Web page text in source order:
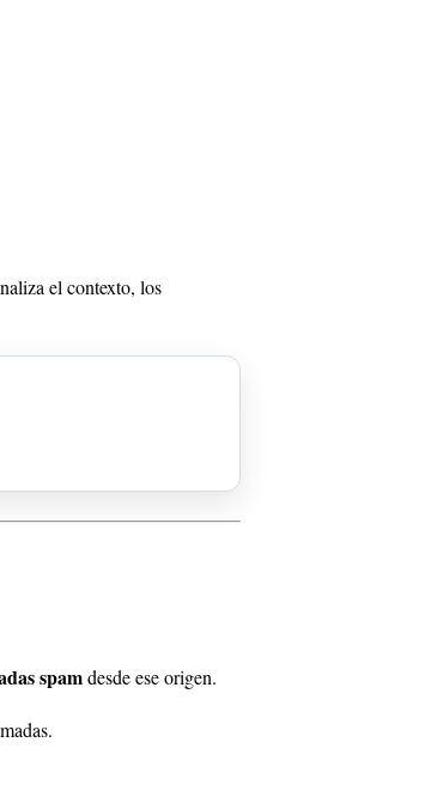
el contexto, los
spamdesde ese origen.